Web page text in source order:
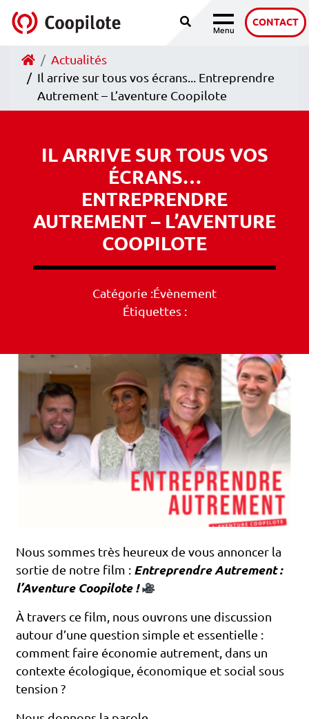
Accéder au contenu Recherche
MenuNavigation
CONTACT
AccueilActualités
Il arrive sur tous vos écrans... Entreprendre
Autrement – L’aventure Coopilote
IL ARRIVE SUR TOUS VOS
ÉCRANS…
ENTREPRENDRE
AUTREMENT – L’AVENTURE
COOPILOTE
Catégorie :Évènement
Étiquettes :
Nous sommes très heureux de vous annoncer la
sortie de notre film : Entreprendre Autrement :
l’Aventure Coopilote !
À travers ce film, nous ouvrons une discussion
autour d’une question simple et essentielle :
comment faire économie autrement, dans un
contexte écologique, économique et social sous
tension ?